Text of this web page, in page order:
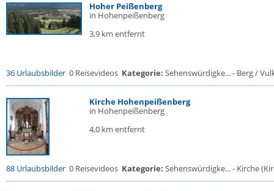
Hoher Peißenberg
in Hohenpeißenberg
3,9 km entfernt
36 Urlaubsbilder 0 Reisevideos Kategorie: Sehenswürdigke... - Berg /
Kirche Hohenpeißenberg
in Hohenpeißenberg
4,0 km entfernt
88 Urlaubsbilder 0 Reisevideos Kategorie: Sehenswürdigke... - Kirche